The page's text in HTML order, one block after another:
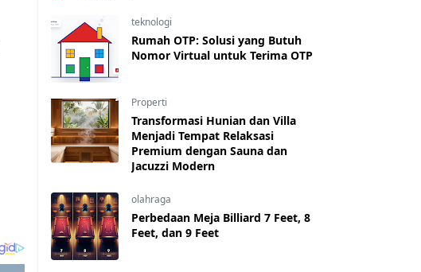
teknologi
Rumah OTP: Solusi yang Butuh
Nomor Virtual untuk Terima OTP
Properti
Transformasi Hunian dan Villa
Menjadi Tempat Relaksasi
Premium dengan Sauna dan
Jacuzzi Modern
olahraga
Perbedaan Meja Billiard 7 Feet, 8
Feet, dan 9 Feet